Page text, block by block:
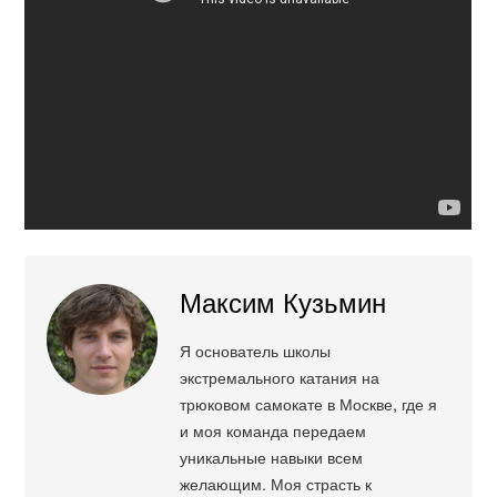
Максим Кузьмин
Я основатель школы
экстремального катания на
трюковом самокате в Москве, где я
и моя команда передаем
уникальные навыки всем
желающим. Моя страсть к